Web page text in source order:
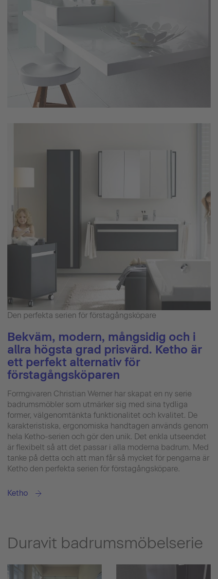
Den perfekta serien för förstagångsköpare
Bekväm, modern, mångsidig och i
allra högsta grad prisvärd. Ketho är
ett perfekt alternativ för
förstagångsköparen
Formgivaren Christian Werner har skapat en ny serie
badrumsmöbler som utmärker sig med sina tydliga
former, välgenomtänkta funktionalitet och kvalitet. De
karakteristiska, ergonomiska handtagen används genom
hela Ketho-serien och gör den unik. Det enkla utseendet
är flexibelt så att det passar i alla moderna badrum. Med
tanke på detta och att man får så mycket för pengarna är
Ketho den perfekta serien för förstagångsköpare.
Ketho
Duravit badrumsmöbelserie